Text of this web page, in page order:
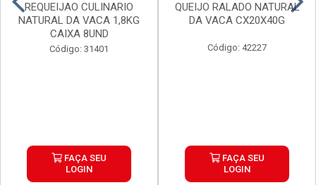
REQUEIJAO CULINARIO
NATURAL DA VACA 1,8KG
CAIXA 8UND
Código: 31401
FAÇA SEU
LOGIN
QUEIJO RALADO NATURAL
DA VACA CX20X40G
Código: 42227
FAÇA SEU
LOGIN